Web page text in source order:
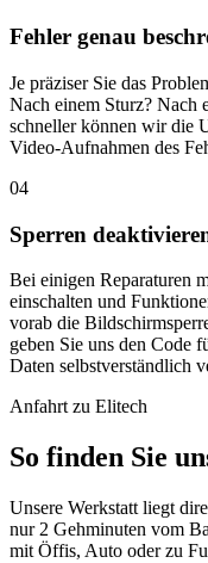
Fehler genau
Je präziser Sie das
Nach einem Sturz? Nach
schneller können wir die
Video-Aufnahmen des
04
Sperren
Bei einigen Reparaturen
einschalten und
vorab die
geben Sie uns den Code
Daten selbstverständlich
Anfahrt zu Elitech
So finden Sie
Unsere Werkstatt liegt
nur 2 Gehminuten vom
mit Öffis, Auto oder zu